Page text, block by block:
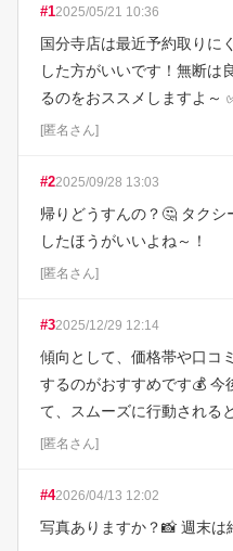
#12025/05/21 10:36
国分寺店は最近予約取りに
した方がいいです！無断は
るのをおススメしますよ～
[匿名さん]
#22025/09/28 13:03
帰りどうすんの？🤔 タク
したほうがいいよね～！
[匿名さん]
#32025/12/29 12:14
傾向として、価格帯や口コ
するのがおすすめです💰 今
て、スムーズに行動される
[匿名さん]
#42026/04/13 12:02
写真ありますか？📸 週末は